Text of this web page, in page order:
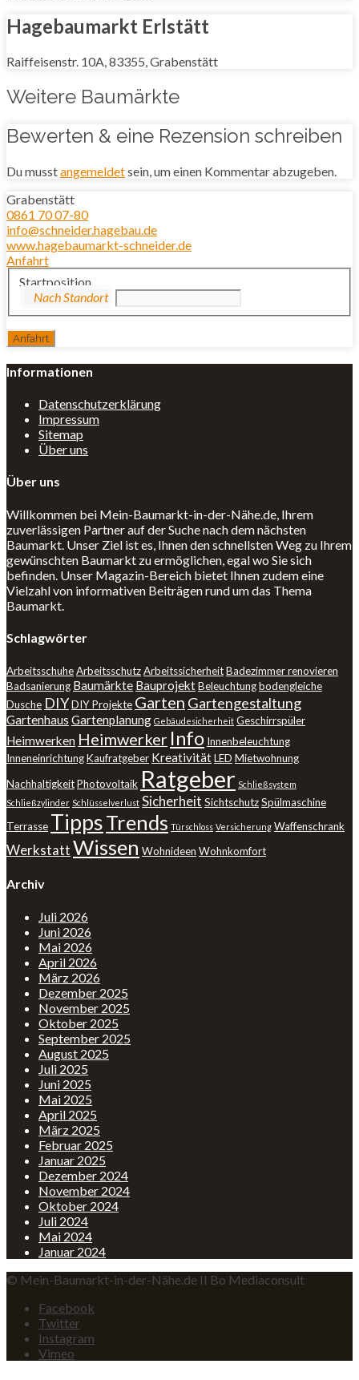
Hagebaumarkt Erlstätt
Raiffeisenstr. 10A, 83355, Grabenstätt
Weitere Baumärkte
Bewerten & eine Rezension schreiben
Du musstangemeldetsein, um einen Kommentar abzugeben.
Grabenstätt
0861 70 07-80
info@schneider.hagebau.de
www.hagebaumarkt-schneider.de
Anfahrt
Startposition
Informationen
Datenschutzerklärung
Impressum
Sitemap
Über uns
Über uns
Willkommen bei Mein-Baumarkt-in-der-Nähe.de, Ihrem
zuverlässigen Partner auf der Suche nach dem nächsten
Baumarkt. Unser Ziel ist es, Ihnen den schnellsten Weg zu Ihrem
gewünschten Baumarkt zu ermöglichen, egal wo Sie sich
befinden. Unser Magazin-Bereich bietet Ihnen zudem eine
Vielzahl von informativen Beiträgen rund um das Thema
Baumarkt.
Schlagwörter
ArbeitsschuheArbeitsschutzArbeitssicherheitBadezimmer renovieren
Badsanierung Baumärkte BauprojektBeleuchtungbodengleiche
Dusche DIYDIY Projekte Garten Gartengestaltung
Gartenhaus Gartenplanung Gebäudesicherheit Geschirrspüler
Heimwerken Heimwerker Info Innenbeleuchtung
InneneinrichtungKaufratgeber KreativitätLED Mietwohnung
NachhaltigkeitPhotovoltaik Ratgeber Schließsystem
Schließzylinder Schlüsselverlust Sicherheit SichtschutzSpülmaschine
Terrasse TippsTrends Türschloss Versicherung Waffenschrank
WerkstattWissen Wohnideen Wohnkomfort
Archiv
Juli 2026
Juni 2026
Mai 2026
April 2026
März 2026
Dezember 2025
November 2025
Oktober 2025
September 2025
August 2025
Juli 2025
Juni 2025
Mai 2025
April 2025
März 2025
Februar 2025
Januar 2025
Dezember 2024
November 2024
Oktober 2024
Juli 2024
Mai 2024
Januar 2024
© Mein-Baumarkt-in-der-Nähe.de II Bo Mediaconsult
Facebook
Twitter
Instagram
Vimeo